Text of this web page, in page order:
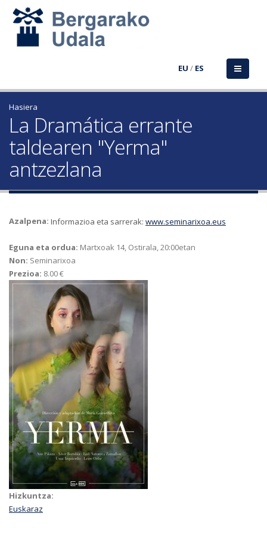
EU / ES
Hasiera
La Dramática errante
taldearen "Yerma"
antzezlana
Azalpena: Informazioa eta sarrerak: www.seminarixoa.eus
Eguna eta ordua: Martxoak 14, Ostirala, 20:00etan
Non: Seminarixoa
Prezioa: 8.00 €
Hizkuntza:
Euskaraz